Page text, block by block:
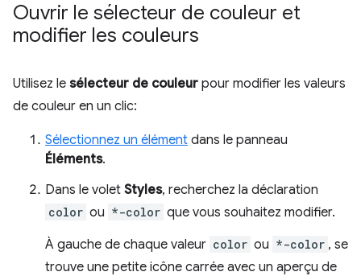
Ouvrir le sélecteur de couleur et
modifier les couleurs
Utilisez le sélecteur de couleur pour modifier les valeurs
de couleur en un clic:
Sélectionnez un élément dans le panneau
Éléments.
Dans le volet Styles, recherchez la déclaration
color ou *-color que vous souhaitez modifier.
À gauche de chaque valeur color ou *-color , se
trouve une petite icône carrée avec un aperçu de